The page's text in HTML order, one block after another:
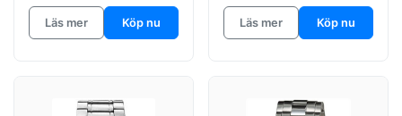
Läs mer Köp nu Läs mer Köp nu